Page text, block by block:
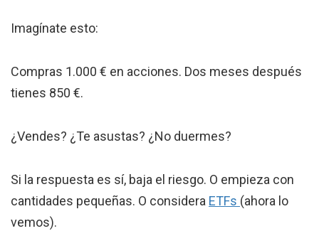
Imagínate esto:
Compras 1.000 € en acciones. Dos meses después
tienes 850 €.
¿Vendes? ¿Te asustas? ¿No duermes?
Si la respuesta es sí, baja el riesgo. O empieza con
cantidades pequeñas. O considera ETFs (ahora lo
vemos).